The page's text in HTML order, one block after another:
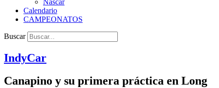
Calendario
CAMPEONATOS
Buscar
IndyCar
Canapino y su primera práctica en Long